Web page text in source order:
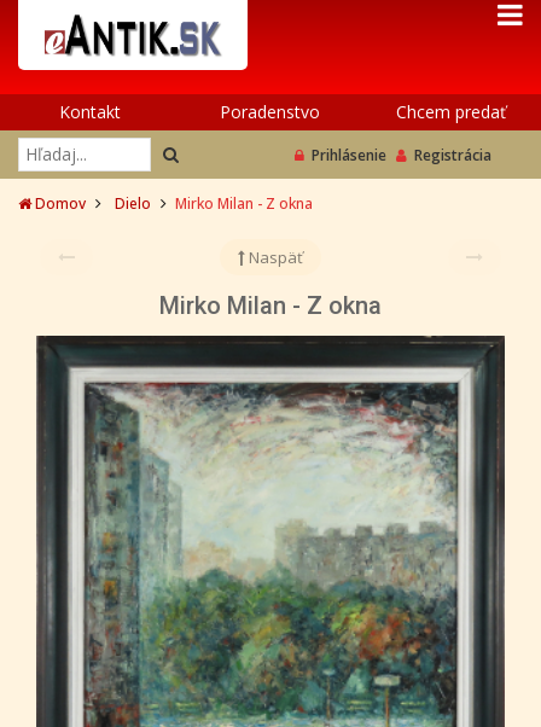
Kontakt Poradenstvo Chcem predať
Prihlásenie Registrácia
Domov Dielo Mirko Milan - Z okna
Naspäť
Mirko Milan - Z okna